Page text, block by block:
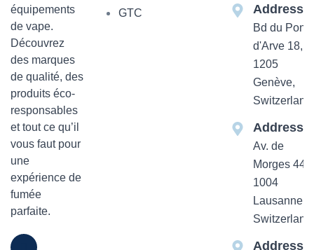
équipements
de vape.
Découvrez
des marques
de qualité, des
produits éco-
responsables
et tout ce qu’il
vous faut pour
une
expérience de
fumée
parfaite.
GTC Addresse
Bd du Pont-
d'Arve 18,
1205
Genève,
Switzerland
Addresse
Av. de
Morges 44
1004
Lausanne,
Switzerland
Addresse